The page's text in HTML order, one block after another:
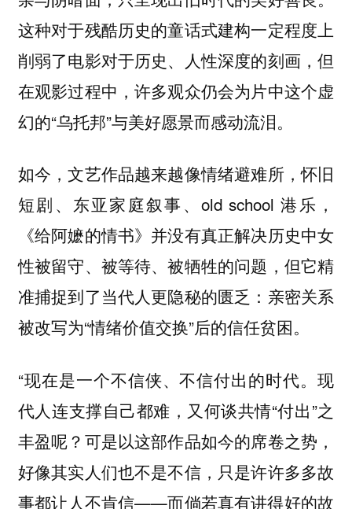
这种对于残酷历史的童话式建构一定程度上
削弱了电影对于历史、人性深度的刻画，但
在观影过程中，许多观众仍会为片中这个虚
幻的“乌托邦”与美好愿景而感动流泪。
如今，文艺作品越来越像情绪避难所，怀旧
短剧、东亚家庭叙事、old school 港乐，
《给阿嬷的情书》并没有真正解决历史中女
性被留守、被等待、被牺牲的问题，但它精
准捕捉到了当代人更隐秘的匮乏：亲密关系
被改写为“情绪价值交换”后的信任贫困。
“现在是一个不信侠、不信付出的时代。现
代人连支撑自己都难，又何谈共情“付出”之
丰盈呢？可是以这部作品如今的席卷之势，
好像其实人们也不是不信，只是许许多多故
事都让人不肯信——而倘若真有讲得好的故